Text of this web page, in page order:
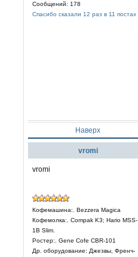
Сообщений: 178
Спасибо сказали 12 раз в 11 постах
Наверх
vromi
vromi
Кофемашина:. Bezzera Magica
Кофемолка:. Compak K3; Hario MSS-
1B Slim.
Ростер:. Gene Cofe CBR-101
Др. оборудование: Джезвы, Френч-